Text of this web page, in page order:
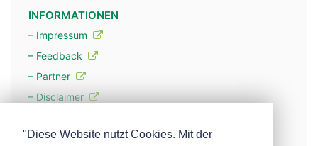
INFORMATIONEN
– Impressum
– Feedback
– Partner
– Disclaimer
"Diese Website nutzt Cookies. Mit der